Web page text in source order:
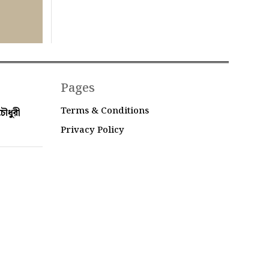
Pages
Terms & Conditions
Privacy Policy